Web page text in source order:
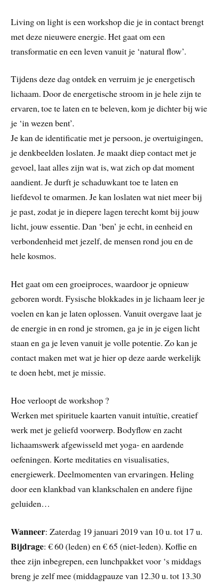
Living on light is een workshop die je in contact brengt
met deze nieuwere energie. Het gaat om een
transformatie en een leven vanuit je ‘natural flow’.
Tijdens deze dag ontdek en verruim je je energetisch
lichaam. Door de energetische stroom in je hele zijn te
ervaren, toe te laten en te beleven, kom je dichter bij wie
je ‘in wezen bent’.
Je kan de identificatie met je persoon, je overtuigingen,
je denkbeelden loslaten. Je maakt diep contact met je
gevoel, laat alles zijn wat is, wat zich op dat moment
aandient. Je durft je schaduwkant toe te laten en
liefdevol te omarmen. Je kan loslaten wat niet meer bij
je past, zodat je in diepere lagen terecht komt bij jouw
licht, jouw essentie. Dan ‘ben’ je echt, in eenheid en
verbondenheid met jezelf, de mensen rond jou en de
hele kosmos.
Het gaat om een groeiproces, waardoor je opnieuw
geboren wordt. Fysische blokkades in je lichaam leer je
voelen en kan je laten oplossen. Vanuit overgave laat je
de energie in en rond je stromen, ga je in je eigen licht
staan en ga je leven vanuit je volle potentie. Zo kan je
contact maken met wat je hier op deze aarde werkelijk
te doen hebt, met je missie.
Hoe verloopt de workshop ?
Werken met spirituele kaarten vanuit intuïtie, creatief
werk met je geliefd voorwerp. Bodyflow en zacht
lichaamswerk afgewisseld met yoga- en aardende
oefeningen. Korte meditaties en visualisaties,
energiewerk. Deelmomenten van ervaringen. Heling
door een klankbad van klankschalen en andere fijne
geluiden…
Wanneer: Zaterdag 19 januari 2019 van 10 u. tot 17 u.
Bijdrage: € 60 (leden) en € 65 (niet-leden). Koffie en
thee zijn inbegrepen, een lunchpakket voor ‘s middags
breng je zelf mee (middagpauze van 12.30 u. tot 13.30